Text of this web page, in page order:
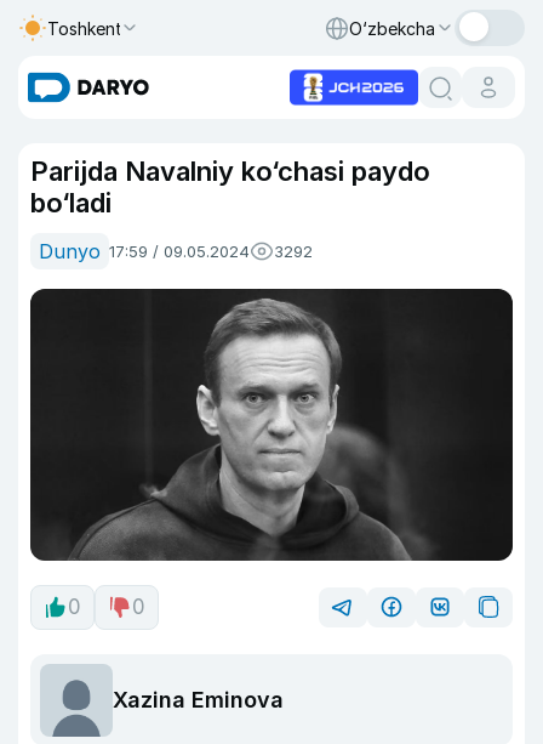
Toshkent O‘zbekcha
Parijda Navalniy ko‘chasi paydo
bo‘ladi
Dunyo 17:59 / 09.05.2024 3292
0 0
Xazina Eminova